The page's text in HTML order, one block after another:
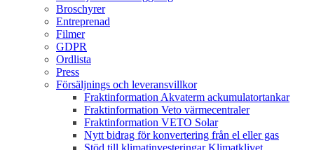
Broschyrer
Entreprenad
Filmer
GDPR
Ordlista
Press
Försäljnings och leveransvillkor
Fraktinformation Akvaterm ackumulatortankar
Fraktinformation Veto värmecentraler
Fraktinformation VETO Solar
Nytt bidrag för konvertering från el eller gas
Stöd till klimatinvesteringar Klimatklivet